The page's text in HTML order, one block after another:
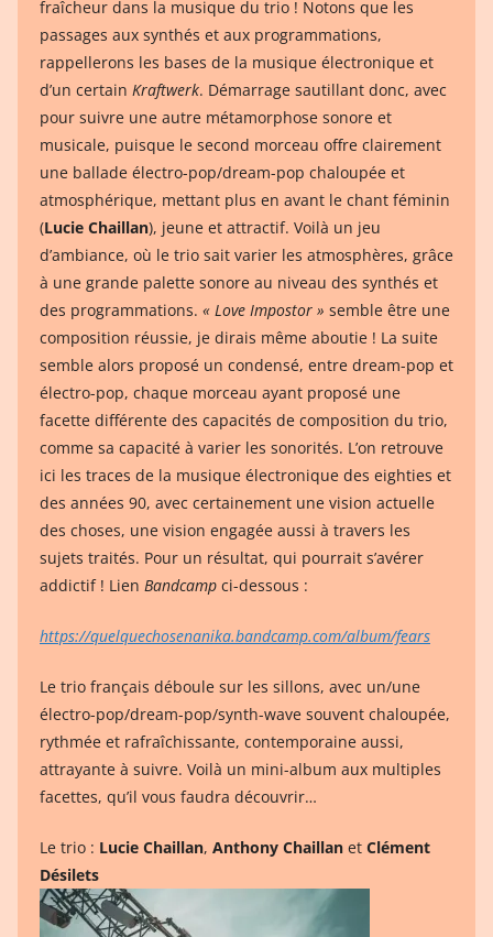
fraîcheur dans la musique du trio ! Notons que les
passages aux synthés et aux programmations,
rappellerons les bases de la musique électronique et
d’un certain Kraftwerk. Démarrage sautillant donc, avec
pour suivre une autre métamorphose sonore et
musicale, puisque le second morceau offre clairement
une ballade électro-pop/dream-pop chaloupée et
atmosphérique, mettant plus en avant le chant féminin
(Lucie Chaillan), jeune et attractif. Voilà un jeu
d’ambiance, où le trio sait varier les atmosphères, grâce
à une grande palette sonore au niveau des synthés et
des programmations. « Love Impostor » semble être une
composition réussie, je dirais même aboutie ! La suite
semble alors proposé un condensé, entre dream-pop et
électro-pop, chaque morceau ayant proposé une
facette différente des capacités de composition du trio,
comme sa capacité à varier les sonorités. L’on retrouve
ici les traces de la musique électronique des eighties et
des années 90, avec certainement une vision actuelle
des choses, une vision engagée aussi à travers les
sujets traités. Pour un résultat, qui pourrait s’avérer
addictif ! Lien Bandcamp ci-dessous :
https://quelquechosenanika.bandcamp.com/album/fears
Le trio français déboule sur les sillons, avec un/une
électro-pop/dream-pop/synth-wave souvent chaloupée,
rythmée et rafraîchissante, contemporaine aussi,
attrayante à suivre. Voilà un mini-album aux multiples
facettes, qu’il vous faudra découvrir…
Le trio : Lucie Chaillan, Anthony Chaillan et Clément
Désilets